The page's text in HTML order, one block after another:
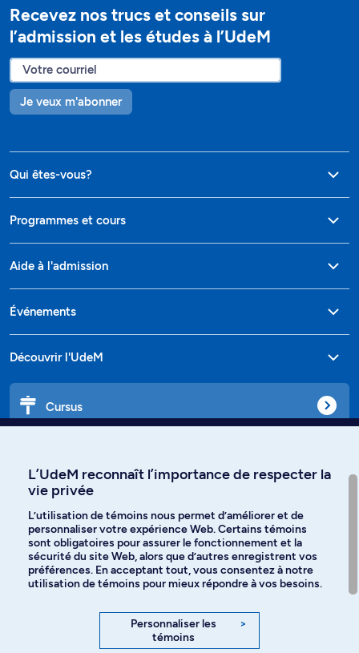
Recevez nos trucs et conseils sur
l’admission et les études à l’UdeM
Je veux m'abonner
Qui êtes-vous?
Programmes et cours
Aide à l'admission
Événements
Découvrir l'UdeM
Cursus
Langues
Facebook Instagram
YouTube
L’UdeM reconnaît l’importance de respecter la
vie privée
L’utilisation de témoins nous permet d’améliorer et de
personnaliser votre expérience Web. Certains témoins
sont obligatoires pour assurer le fonctionnement et la
sécurité du site Web, alors que d’autres enregistrent vos
préférences. En acceptant tout, vous consentez à notre
utilisation de témoins pour mieux répondre à vos besoins.
Personnaliser les
témoins
>